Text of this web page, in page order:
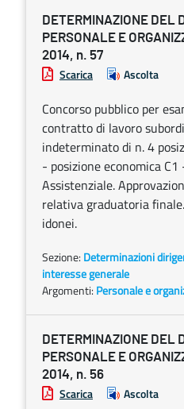
DETERMINAZIONE DEL
PERSONALE E
2014, n. 57
Scarica Ascolta
Concorso pubblico per
contratto di lavoro
indeterminato di n. 4
- posizione economica C1
Assistenziale.
relativa graduatoria
idonei.
Sezione: Determinazioni
interesse generale
Argomenti: Personale e
DETERMINAZIONE DEL
PERSONALE E
2014, n. 56
Scarica Ascolta